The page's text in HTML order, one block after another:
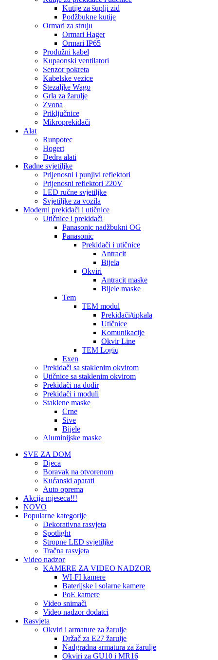
Kutije za šuplji zid
Podžbukne kutije
Ormari za struju
Ormari Hager
Ormari IP65
Produžni kabel
Kupaonski ventilatori
Senzor pokreta
Kabelske vezice
Stezaljke Wago
Grla za žarulje
Zvona
Priključnice
Mikroprekidači
Alat
Runpotec
Hogert
Dedra alati
Radne svjetiljke
Prijenosni i punjivi reflektori
Prijenosni reflektori 220V
LED ručne svjetiljke
Svjetiljke za vozila
Moderni prekidači i utičnice
Utičnice i prekidači
Panasonic nadžbukni OG
Panasonic
Prekidači i utičnice
Antracit
Bijela
Okviri
Antracit maske
Bijele maske
Tem
TEM modul
Prekidači/tipkala
Utičnice
Komunikacije
Okvir Line
TEM Logiq
Exen
Prekidači sa staklenim okvirom
Utičnice sa staklenim okvirom
Prekidači na dodir
Prekidači i moduli
Staklene maske
Crne
Sive
Bijele
Aluminijske maske
SVE ZA DOM
Djeca
Boravak na otvorenom
Kućanski aparati
Auto oprema
Akcija mjeseca!!!
NOVO
Popularne kategorije
Dekorativna rasvjeta
Spotlight
Stropne LED svjetiljke
Tračna rasvjeta
Video nadzor
KAMERE ZA VIDEO NADZOR
WI-FI kamere
Baterijske i solarne kamere
PoE kamere
Video snimači
Video nadzor dodatci
Rasvjeta
Okviri i armature za žarulje
Držač za E27 žarulje
Nadgradna armatura za žarulje
Okviri za GU10 i MR16